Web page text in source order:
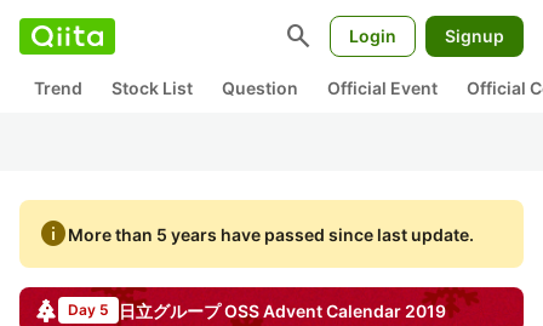
search Login Signup
Trend Stock List Question Official Event Official
infoMore than 5 years have passed since last update.
Day 5 日立グループ OSSAdvent Calendar 2019